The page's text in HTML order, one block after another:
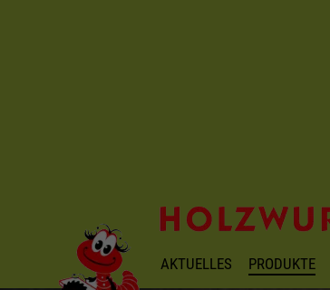
AKTUELLES PRODUKTE